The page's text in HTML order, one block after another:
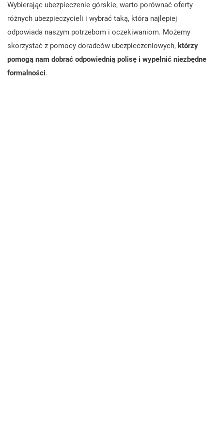
Wybierając ubezpieczenie górskie, warto porównać oferty
różnych ubezpieczycieli i wybrać taką, która najlepiej
odpowiada naszym potrzebom i oczekiwaniom. Możemy
skorzystać z pomocy doradców ubezpieczeniowych, którzy
pomogą nam dobrać odpowiednią polisę i wypełnić niezbędne
formalności.